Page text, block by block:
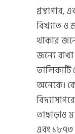
বিখ্যাত ও
থাকার
জন্যে
অনেকে।
তাছাড়াও
এবং ১৮৭৩